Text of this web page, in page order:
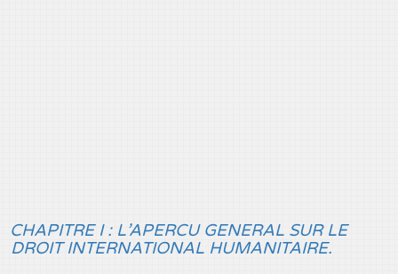
CHAPITRE I : L’APERCU GENERAL SUR LE
DROIT INTERNATIONAL HUMANITAIRE.